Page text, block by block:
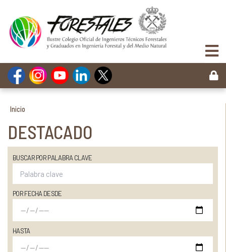
Inicio
DESTACADO
BUSCAR POR PALABRA CLAVE
POR FECHA DESDE
HASTA